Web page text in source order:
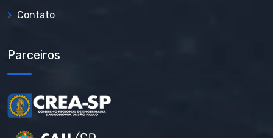
Contato
Parceiros